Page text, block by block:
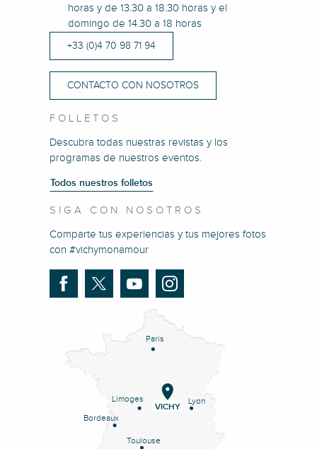
horas y de 13.30 a 18.30 horas y el
domingo de 14.30 a 18 horas
+33 (0)4 70 98 71 94
CONTACTO CON NOSOTROS
FOLLETOS
Descubra todas nuestras revistas y los
programas de nuestros eventos.
Todos nuestros folletos
SIGA CON NOSOTROS
Comparte tus experiencias y tus mejores fotos
con #vichymonamour
Paris
Lyon
Limoges
Bordeaux
Toulouse
VICHY